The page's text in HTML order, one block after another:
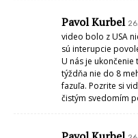
Pavol Kurbel
video bolo z USA
sú interupcie
U nás je
týždňa nie do 8
fazuľa. Pozrite si
čistým svedomím